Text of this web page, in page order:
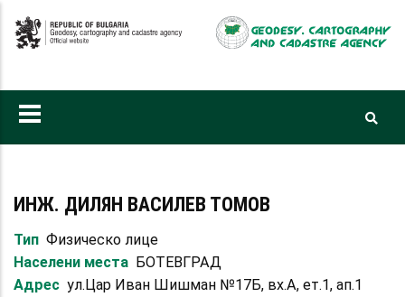
ИНЖ. ДИЛЯН ВАСИЛЕВ ТОМОВ
Тип Физическо лице
Населени места БОТЕВГРАД
Адрес ул.Цар Иван Шишман №17Б, вх.А, ет.1, ап.1